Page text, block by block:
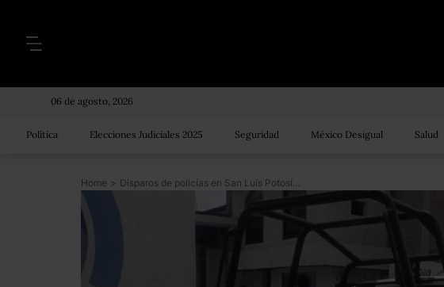
06 de agosto, 2026
Política Elecciones Judiciales 2025 Seguridad México Desigual Salud
Home > Disparos de policías en San Luis Potosí mataron a Alondra, una estudiante de 18 años